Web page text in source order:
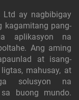
Ltd ay nagbibigay
kagamitang pang-
aplikasyon na
Ang aming
at isang-
mahusay, at
solusyon na
buong mundo.